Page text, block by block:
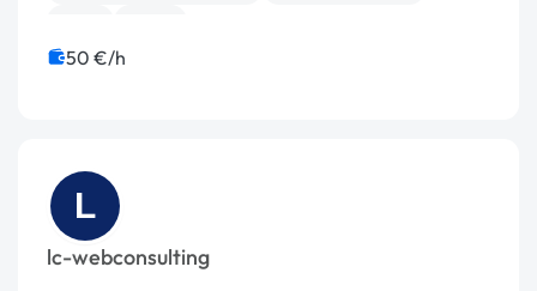
50 €/h
L
lc-webconsulting